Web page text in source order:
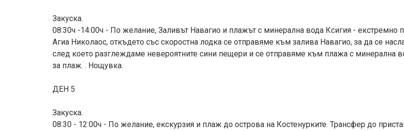
Закуска.
08:30ч -14:00ч - По желание, Заливът Навагио и плажът с минерална вода Ксигия - екстремно
Агиа Николаос, откъдето със скоростна лодка се отправяме към залива Навагио, за да се
след което разглеждаме невероятните сини пещери и се отправяме към плажа с минерална
за плаж. . Нощувка.
ДЕН 5
Закуска.
08:30 - 12:00ч - По желание, екскурзия и плаж до острова на Костенурките. Трансфер до